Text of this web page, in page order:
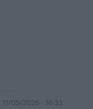
11/05/2026 - 16:33